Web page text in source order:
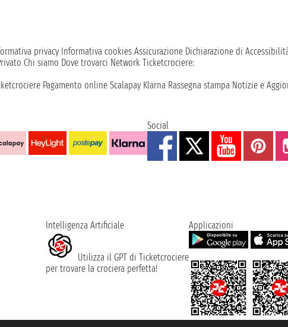
privacy Informativa cookies Assicurazione Dichiarazione di
Chi siamo Dove trovarci Network Ticketcrociere:
Pagamento online Scalapay Klarna Rassegna stampa Notizie e
Social
Intelligenza Artificiale
Utilizza il GPT di Ticketcrociere
per trovare la crociera perfetta!
Applicazioni